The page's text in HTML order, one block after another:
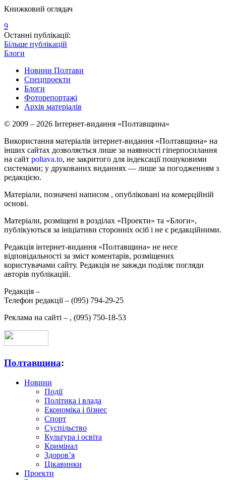
Книжковий оглядач
9
Останні публікації:
Більше публікацій
Блоги
Новини Полтави
Спецпроекти
Блоги
Фоторепортажі
Архів матеріалів
© 2009 – 2026 Інтернет-видання «Полтавщина»
Використання матеріалів інтернет-видання «Полтавщина» на
інших сайтах дозволяється лише за наявності гіперпосилання
на сайт poltava.to, не закритого для індексації пошуковими
системами; у друкованих виданнях — лише за погодженням з
редакцією.
Матеріали, позначені написом , опубліковані на комерційній
основі.
Матеріали, розміщені в розділах «Проекти» та «Блоги»,
публікуються за ініціативи сторонніх осіб і не є редакційними.
Редакція інтернет-видання «Полтавщина» не несе
відповідальності за зміст коментарів, розміщених
користувачами сайту. Редакція не завжди поділяє погляди
авторів публікацій.
Редакція –
Телефон редакції – (095) 794-29-25
Реклама на сайті – , (095) 750-18-53
Полтавщина:
Новини
Події
Політика і влада
Економіка і бізнес
Спорт
Суспільство
Культура і освіта
Кримінал
Здоров’я
Цікавинки
Проекти